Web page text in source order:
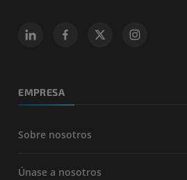
EMPRESA
Sobre nosotros
Únase a nosotros